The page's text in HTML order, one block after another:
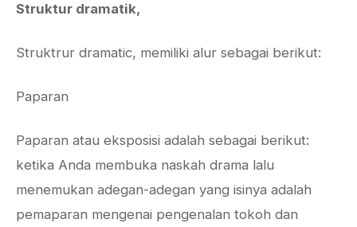
Struktur dramatik,
Struktrur dramatic, memiliki alur sebagai berikut:
Paparan
Paparan atau eksposisi adalah sebagai berikut:
ketika Anda membuka naskah drama lalu
menemukan adegan-adegan yang isinya adalah
pemaparan mengenai pengenalan tokoh dan